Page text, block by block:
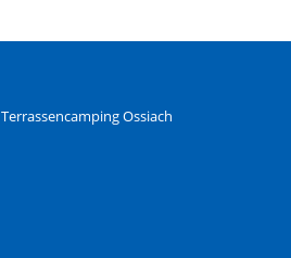
Terrassencamping Ossiach